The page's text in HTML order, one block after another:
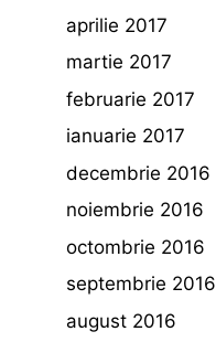
aprilie 2017
martie 2017
februarie 2017
ianuarie 2017
decembrie 2016
noiembrie 2016
octombrie 2016
septembrie 2016
august 2016